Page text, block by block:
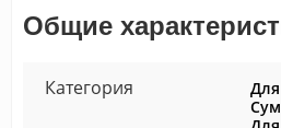
Общие
Категория